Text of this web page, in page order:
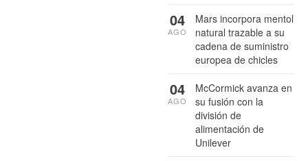
Mars incorpora mentol
natural trazable a su
cadena de suministro
europea de chicles
04
AGO
McCormick avanza en
su fusión con la
división de
alimentación de
Unilever
04
AGO